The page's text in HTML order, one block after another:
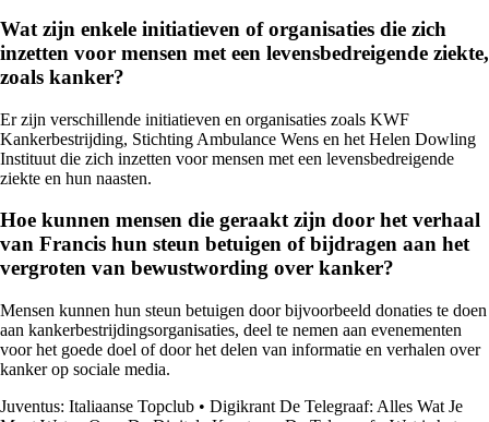
Wat zijn enkele initiatieven of organisaties die zich
inzetten voor mensen met een levensbedreigende ziekte,
zoals kanker?
Er zijn verschillende initiatieven en organisaties zoals KWF
Kankerbestrijding, Stichting Ambulance Wens en het Helen Dowling
Instituut die zich inzetten voor mensen met een levensbedreigende
ziekte en hun naasten.
Hoe kunnen mensen die geraakt zijn door het verhaal
van Francis hun steun betuigen of bijdragen aan het
vergroten van bewustwording over kanker?
Mensen kunnen hun steun betuigen door bijvoorbeeld donaties te doen
aan kankerbestrijdingsorganisaties, deel te nemen aan evenementen
voor het goede doel of door het delen van informatie en verhalen over
kanker op sociale media.
Juventus: Italiaanse Topclub • Digikrant De Telegraaf: Alles Wat Je